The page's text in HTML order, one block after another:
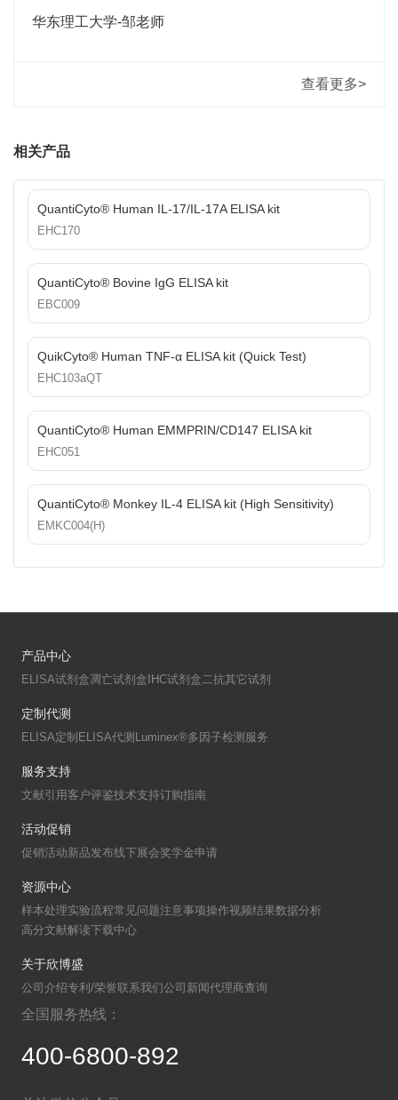
华东理工大学-邹老师
查看更多>
相关产品
QuantiCyto® Human IL-17/IL-17A ELISA kit
EHC170
QuantiCyto® Bovine IgG ELISA kit
EBC009
QuikCyto® Human TNF-α ELISA kit (Quick Test)
EHC103aQT
QuantiCyto® Human EMMPRIN/CD147 ELISA kit
EHC051
QuantiCyto® Monkey IL-4 ELISA kit (High Sensitivity)
EMKC004(H)
产品中心
ELISA试剂盒凋亡试剂盒 IHC试剂盒二抗其它试剂
定制代测
ELISA定制 ELISA代测 Luminex®多因子检测服务
服务支持
文献引用客户评鉴技术支持订购指南
活动促销
促销活动新品发布线下展会奖学金申请
资源中心
样本处理实验流程常见问题注意事项操作视频结果数据分析
高分文献解读下载中心
关于欣博盛
公司介绍专利/荣誉联系我们公司新闻代理商查询
全国服务热线：
400-6800-892